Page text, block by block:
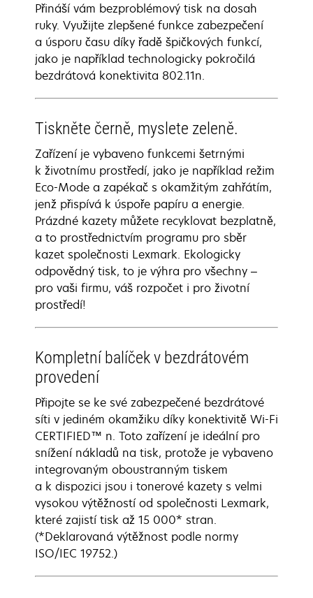
Přináší vám bezproblémový tisk na dosah
ruky. Využijte zlepšené funkce zabezpečení
a úsporu času díky řadě špičkových funkcí,
jako je například technologicky pokročilá
bezdrátová konektivita 802.11n.
Tiskněte černě, myslete zeleně.
Zařízení je vybaveno funkcemi šetrnými
k životnímu prostředí, jako je například režim
Eco-Mode a zapékač s okamžitým zahřátím,
jenž přispívá k úspoře papíru a energie.
Prázdné kazety můžete recyklovat bezplatně,
a to prostřednictvím programu pro sběr
kazet společnosti Lexmark. Ekologicky
odpovědný tisk, to je výhra pro všechny –
pro vaši firmu, váš rozpočet i pro životní
prostředí!
Kompletní balíček v bezdrátovém
provedení
Připojte se ke své zabezpečené bezdrátové
síti v jediném okamžiku díky konektivitě Wi-Fi
CERTIFIED™ n. Toto zařízení je ideální pro
snížení nákladů na tisk, protože je vybaveno
integrovaným oboustranným tiskem
a k dispozici jsou i tonerové kazety s velmi
vysokou výtěžností od společnosti Lexmark,
které zajistí tisk až 15 000* stran.
(*Deklarovaná výtěžnost podle normy
ISO/IEC 19752.)